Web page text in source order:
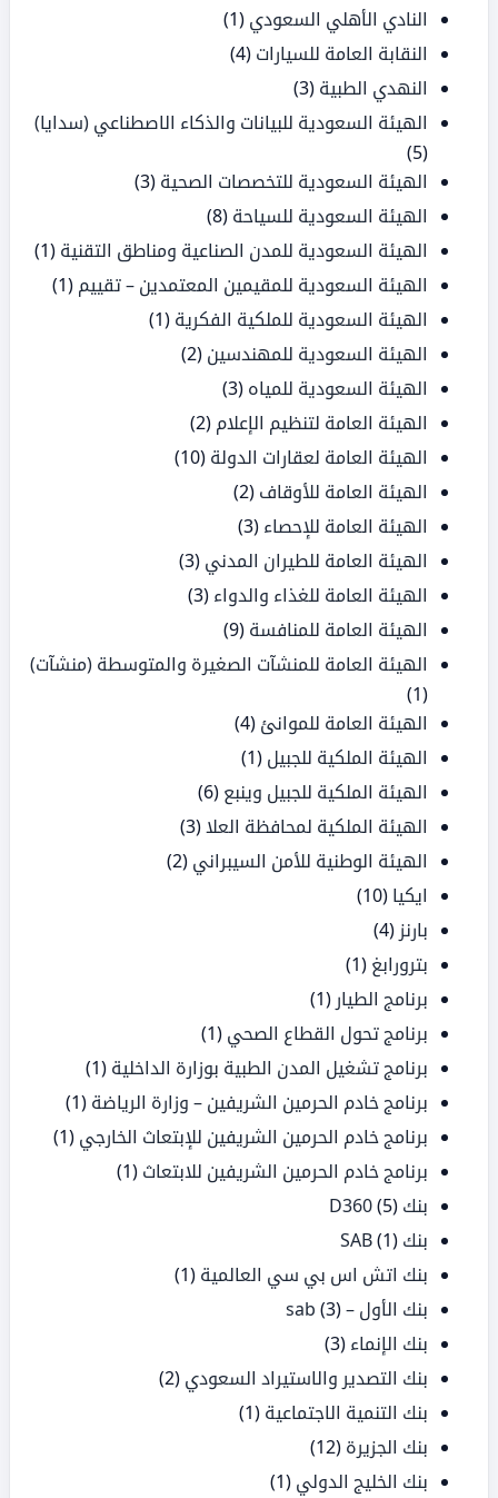
النادي الأهلي السعودي (1)
النقابة العامة للسيارات (4)
النهدي الطبية (3)
الهيئة السعودية للبيانات والذكاء الاصطناعي (سدايا)
(5)
الهيئة السعودية للتخصصات الصحية (3)
الهيئة السعودية للسياحة (8)
الهيئة السعودية للمدن الصناعية ومناطق التقنية (1)
الهيئة السعودية للمقيمين المعتمدين – تقييم (1)
الهيئة السعودية للملكية الفكرية (1)
الهيئة السعودية للمهندسين (2)
الهيئة السعودية للمياه (3)
الهيئة العامة لتنظيم الإعلام (2)
الهيئة العامة لعقارات الدولة (10)
الهيئة العامة للأوقاف (2)
الهيئة العامة للإحصاء (3)
الهيئة العامة للطيران المدني (3)
الهيئة العامة للغذاء والدواء (3)
الهيئة العامة للمنافسة (9)
الهيئة العامة للمنشآت الصغيرة والمتوسطة (منشآت)
(1)
الهيئة العامة للموانئ (4)
الهيئة الملكية للجبيل (1)
الهيئة الملكية للجبيل وينبع (6)
الهيئة الملكية لمحافظة العلا(3)
الهيئة الوطنية للأمن السيبراني (2)
ايكيا (10)
بارنز (4)
بترورابغ (1)
برنامج الطيار (1)
برنامج تحول القطاع الصحي (1)
برنامج تشغيل المدن الطبية بوزارة الداخلية (1)
برنامج خادم الحرمين الشريفين – وزارة الرياضة (1)
برنامج خادم الحرمين الشريفين للإبتعاث الخارجي (1)
برنامج خادم الحرمين الشريفين للابتعاث (1)
بنك D360 (5)
بنك SAB (1)
بنك اتش اس بي سي العالمية (1)
بنك الأول – sab(3)
بنك الإنماء (3)
بنك التصدير والاستيراد السعودي (2)
بنك التنمية الاجتماعية (1)
بنك الجزيرة (12)
بنك الخليج الدولي (1)